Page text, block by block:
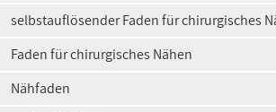
selbstauflösender Faden für chirurgisches
Faden für chirurgisches Nähen
Nähfaden